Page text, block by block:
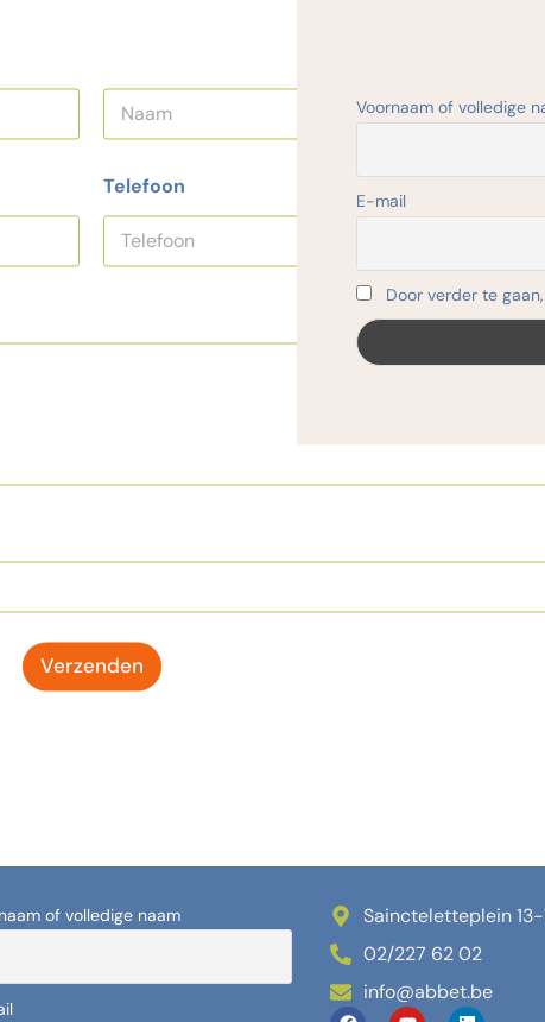
Telefoon
Verzenden
of volledige naam
Saincteletteplein
02/227 62 02
info@abbet.be
Voornaam of volledige
E-mail
Door verder te